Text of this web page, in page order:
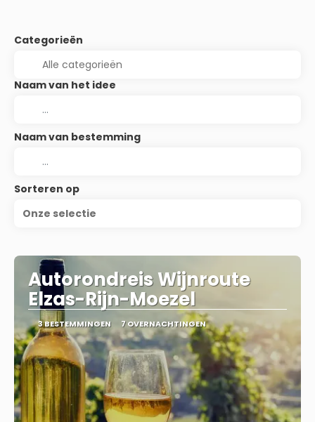
Categorieën
Naam van het idee
Naam van bestemming
Sorteren op
Onze selectie
Autorondreis Wijnroute
Elzas-Rijn-Moezel
3 BESTEMMINGEN 7 OVERNACHTINGEN